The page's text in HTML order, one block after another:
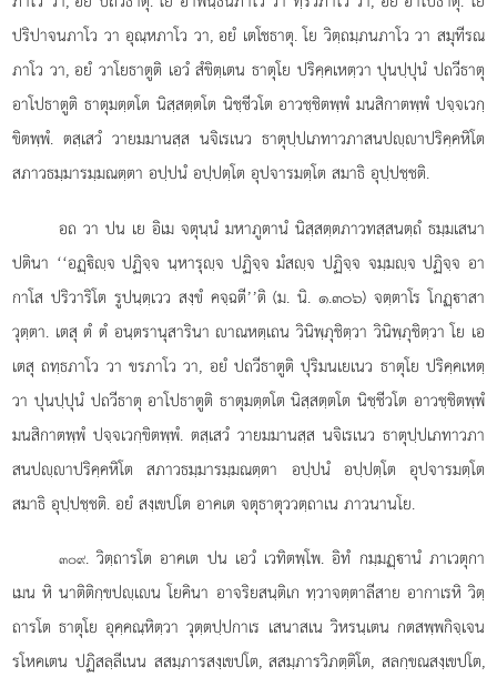
ปริปาจนภาโว วา อุณฺหภาโว วา, อยํ เตโชธาตุ. โย วิตฺถมฺภนภาโว วา สมุทีรณ
ภาโว วา, อยํ วาโยธาตูติ เอวํ สํขิตฺเตน ธาตุโย ปริคฺคเหตฺวา ปุนปฺปุนํ ปถวีธาตุ
อาโปธาตูติ ธาตุมตฺตโต นิสฺสตฺตโต นิชฺชีวโต อาวชฺชิตพฺพํ มนสิกาตพฺพํ ปจฺจเวกฺ
ขิตพฺพํ. ตสฺเสวํ วายมมานสฺส นจิเรเนว ธาตุปฺปเภทาวภาสนปฺาปริคฺคหิโต
สภาวธมฺมารมฺมณตฺตา อปฺปนํ อปฺปตฺโต อุปจารมตฺโต สมาธิ อุปฺปชฺชติ.
อถ วา ปน เย อิเม จตุนฺนํ มหาภูตานํ นิสฺสตฺตภาวทสฺสนตฺถํ ธมฺมเสนา
ปตินา ‘‘อฏฺิฺจ ปฏิจฺจ นฺหารุฺจ ปฏิจฺจ มํสฺจ ปฏิจฺจ จมฺมฺจ ปฏิจฺจ อา
กาโส ปริวาริโต รูปนฺตฺเวว สงฺขํ คจฺฉตี’’ติ (ม. นิ. ๑.๓๐๖) จตฺตาโร โกฏฺาสา
วุตฺตา. เตสุ ตํ ตํ อนฺตรานุสารินา าณหตฺเถน วินิพฺภุชิตฺวา วินิพฺภุชิตฺวา โย เอ
เตสุ ถทฺธภาโว วา ขรภาโว วา, อยํ ปถวีธาตูติ ปุริมนเยเนว ธาตุโย ปริคฺคเหตฺ
วา ปุนปฺปุนํ ปถวีธาตุ อาโปธาตูติ ธาตุมตฺตโต นิสฺสตฺตโต นิชฺชีวโต อาวชฺชิตพฺพํ
มนสิกาตพฺพํ ปจฺจเวกฺขิตพฺพํ. ตสฺเสวํ วายมมานสฺส นจิเรเนว ธาตุปฺปเภทาวภา
สนปฺาปริคฺคหิโต สภาวธมฺมารมฺมณตฺตา อปฺปนํ อปฺปตฺโต อุปจารมตฺโต
สมาธิ อุปฺปชฺชติ. อยํ สงฺเขปโต อาคเต จตุธาตุววตฺถาเน ภาวนานโย.
๓๐๙. วิตฺถารโต อาคเต ปน เอวํ เวทิตพฺโพ. อิทํ กมฺมฏฺานํ ภาเวตุกา
เมน หิ นาติติกฺขปฺเน โยคินา อาจริยสนฺติเก ทฺวาจตฺตาลีสาย อากาเรหิ วิตฺ
ถารโต ธาตุโย อุคฺคณฺหิตฺวา วุตฺตปฺปกาเร เสนาสเน วิหรนฺเตน กตสพฺพกิจฺเจน
รโหคเตน ปฏิสลฺลีเนน สสมฺภารสงฺเขปโต, สสมฺภารวิภตฺติโต, สลกฺขณสงฺเขปโต,